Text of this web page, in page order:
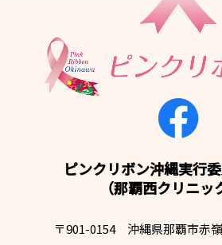
ピンクリボン沖縄実行
（那覇西クリニッ
〒901-0154 沖縄県那覇市赤